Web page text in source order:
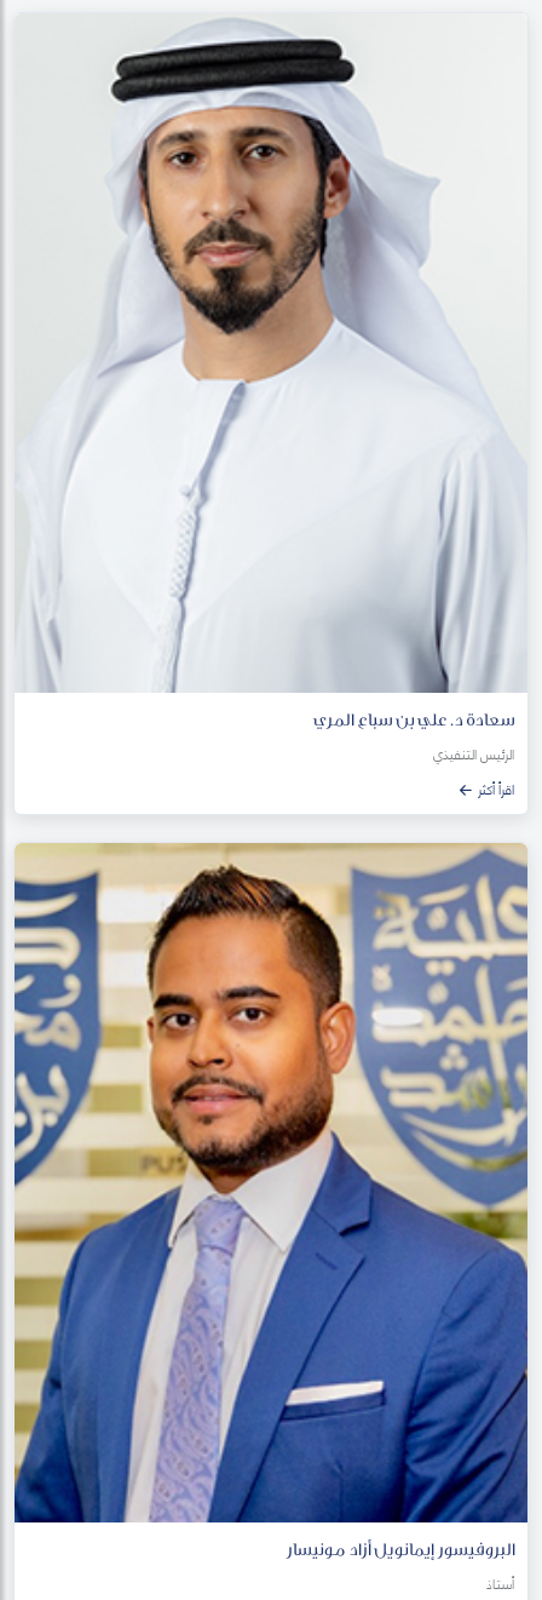
سعادة د. علي بن سباع المري
الرئيس التنفيذي
اقرأ أكثر
البروفيسور إيمانويل أزاد مونيسار
أستاذ